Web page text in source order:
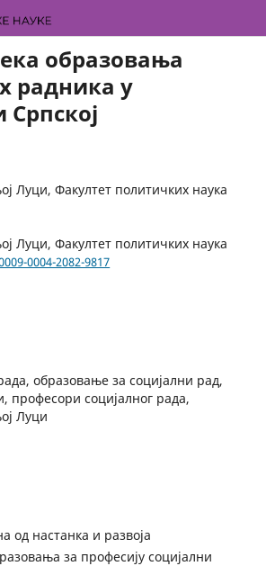
образовања
радника у
Луци, Факултет политичких наука
Луци, Факултет политичких наука
0004-2082-9817
образовање за социјални рад,
професори социјалног рада,
Луци
од настанка и развоја
за професију социјални